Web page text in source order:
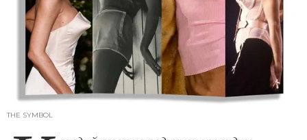
THE SYMBOL